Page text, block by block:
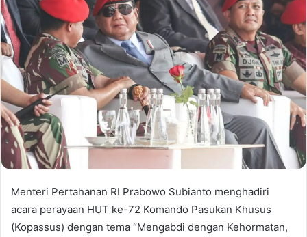
Menteri Pertahanan RI Prabowo Subianto menghadiri
acara perayaan HUT ke-72 Komando Pasukan Khusus
(Kopassus) dengan tema “Mengabdi dengan Kehormatan,